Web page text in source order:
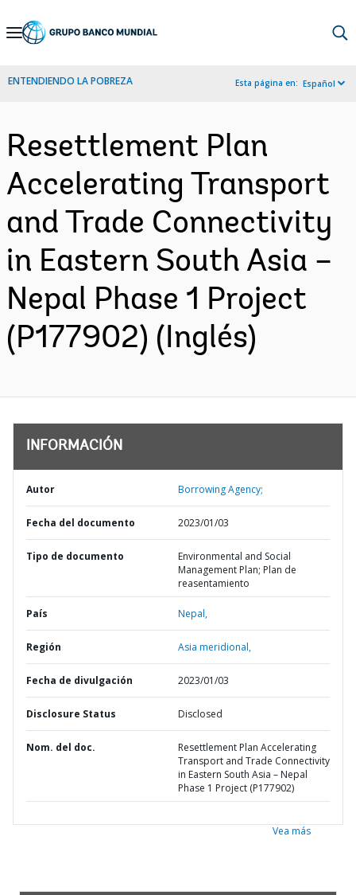
Skip
Navigation
ENTENDIENDO LA POBREZA Esta página en: Español
Resettlement Plan
Accelerating Transport
and Trade Connectivity
in Eastern South Asia –
Nepal Phase 1 Project
(P177902) (Inglés)
INFORMACIÓN
Autor Borrowing Agency;
Fecha del documento 2023/01/03
Tipo de documento
Environmental and Social
Management Plan; Plan de
reasentamiento
País Nepal,
Región Asia meridional,
Fecha de divulgación 2023/01/03
Disclosure Status Disclosed
Nom. del doc.
Resettlement Plan Accelerating
Transport and Trade Connectivity
in Eastern South Asia – Nepal
Phase 1 Project (P177902)
Vea más